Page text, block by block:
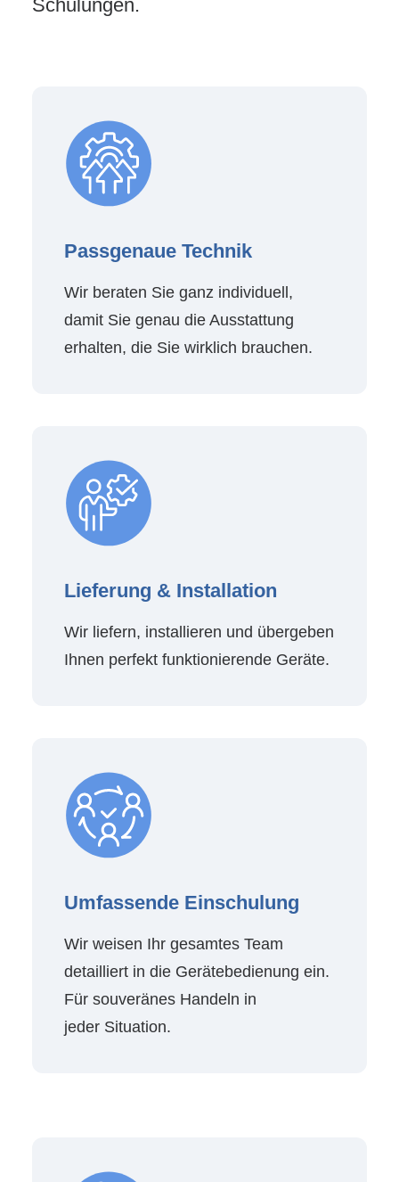
Schulungen.
Passgenaue Technik
Wir beraten Sie ganz individuell,
damit Sie genau die Ausstattung
erhalten, die Sie wirklich brauchen.
Lieferung & Installation
Wir liefern, installieren und übergeben
Ihnen perfekt funktionierende Geräte.
Umfassende Einschulung
Wir weisen Ihr gesamtes Team
detailliert in die Gerätebedienung ein.
Für souveränes Handeln in
jeder Situation.